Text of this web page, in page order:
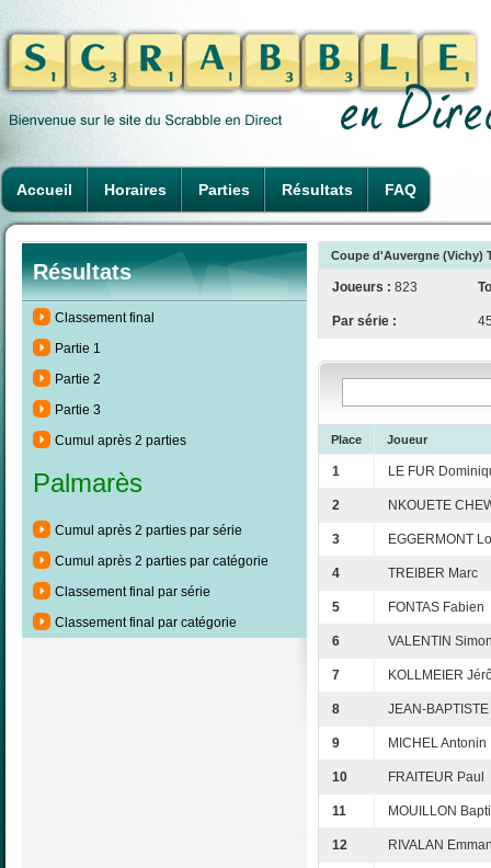
Accueil Horaires Parties Résultats FAQ
Résultats
Classement final
Partie 1
Partie 2
Partie 3
Cumul après 2 parties
Palmarès
Cumul après 2 parties par série
Cumul après 2 parties par catégorie
Classement final par série
Classement final par catégorie
Coupe d'Auvergne (Vichy)
Joueurs : 823
Par série :
Place Joueur
1 LE FUR
2 NKOUETE
3 EGGERMONT
4 TREIBER Marc
5 FONTAS Fabien
6 VALENTIN
7 KOLLMEIER
8 JEAN-
9 MICHEL Antonin
10 FRAITEUR Paul
11 MOUILLON
12 RIVALAN